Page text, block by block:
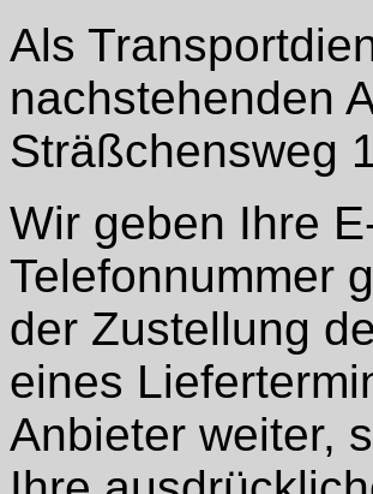
Als
nachstehenden
Sträßchensweg
Wir geben Ihre
Telefonnummer
der Zustellung
eines
Anbieter weiter,